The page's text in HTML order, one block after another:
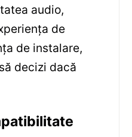
audio,
de
de instalare,
decizi dacă